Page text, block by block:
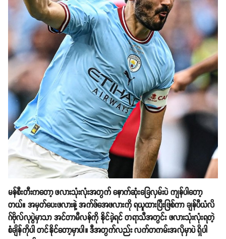
မန်စီးတီးကတော့ ဖလားသုံးလုံးအတွက် နောက်ဆုံးခြေလှမ်းပဲ ကျန်ပါတော့
တယ်။ အမှတ်ပေးဖလားနဲ့ အက်ဖ်အေဖလားကို ရယူထားပြီးဖြစ်ကာ ချန်ပီယံလိ
ဂ်ဗိုလ်လုပွဲမှာသာ အင်တာမီလန်ကို နိုင်ခဲ့ရင် တရာသီအတွင်း ဖလားသုံးလုံးရတဲ့
စံချိန်ကိုပါ တင်နိုင်တော့မှာပါ။ ဒီအတွက်လည်း လက်တကမ်းအလိုမှာပဲ ရှိပါ